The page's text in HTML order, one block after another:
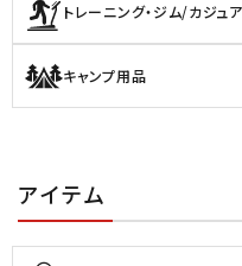
トレーニング・ジム/カジュ
キャンプ用品
アイテム